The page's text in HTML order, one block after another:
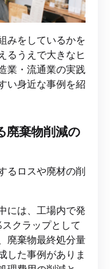
みをしているかを
るうえで大きなヒ
業・流通業の実践
い身近な事例を紹
廃棄物削減の
るロスや廃材の削
には、工場内で発
クラップとして
廃棄物最終処分量
した事例がありま